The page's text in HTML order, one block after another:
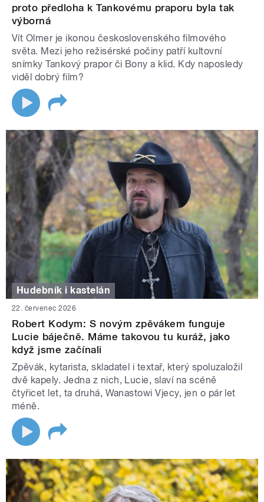
proto předloha k Tankovému praporu byla tak
výborná
Vít Olmer je ikonou československého filmového
světa. Mezi jeho režisérské počiny patří kultovní
snímky Tankový prapor či Bony a klid. Kdy naposledy
viděl dobrý film?
Hudebník i kastelán
22. červenec 2026
Robert Kodym: S novým zpěvákem funguje
Lucie báječně. Máme takovou tu kuráž, jako
když jsme začínali
Zpěvák, kytarista, skladatel i textař, který spoluzaložil
dvě kapely. Jedna z nich, Lucie, slaví na scéně
čtyřicet let, ta druhá, Wanastowi Vjecy, jen o pár let
méně.